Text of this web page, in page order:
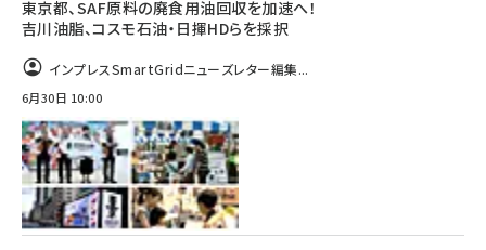
東京都、SAF原料の廃食用油回収を加速へ！
吉川油脂、コスモ石油・日揮HDらを採択
インプレスSmartGridニューズレター編集...
6月30日 10:00